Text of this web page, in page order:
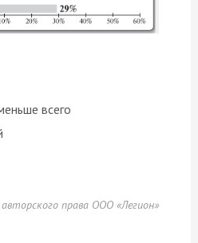
всего
права ООО «Легион»